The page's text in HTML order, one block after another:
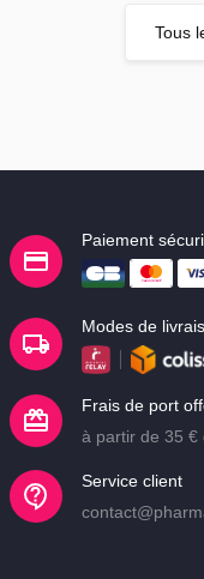
Tous
Paiement
Modes de
Frais de port
à partir de 35 €
Service client